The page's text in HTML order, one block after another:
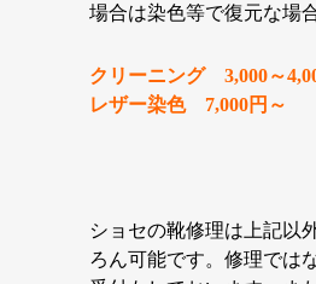
場合は染色等で復元な場
クリーニング 3,000～
レザー染色 7,000円～
ショセの靴修理は上記以
ろん可能です。修理では